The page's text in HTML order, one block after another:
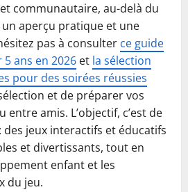
communautaire, au-delà du
aperçu pratique et une
pas à consulter ce guide
ans en 2026 et la sélection
pour des soirées réussies
et de préparer vos
entre amis. L’objectif, c’est de
jeux interactifs et éducatifs
et divertissants, tout en
enfant et les
du jeu.